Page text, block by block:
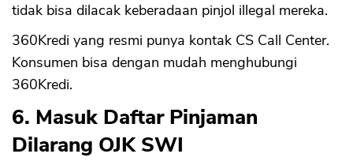
tidak bisa dilacak keberadaan pinjol illegal mereka.
360Kredi yang resmi punya kontak CS Call Center.
Konsumen bisa dengan mudah menghubungi
360Kredi.
6. Masuk Daftar Pinjaman
Dilarang OJK SWI